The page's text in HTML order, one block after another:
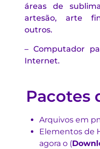
áreas de
artesão, arte
outros.
– Computador
Internet.
Pacotes
Arquivos em
Elementos de
agora o (